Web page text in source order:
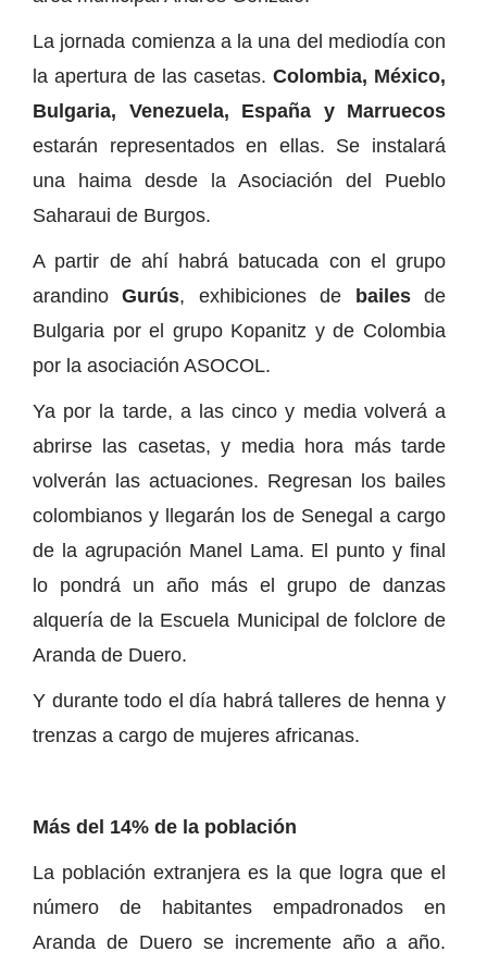
La jornada comienza a la una del mediodía con
la apertura de las casetas. Colombia, México,
Bulgaria, Venezuela, España y Marruecos
estarán representados en ellas. Se instalará
una haima desde la Asociación del Pueblo
Saharaui de Burgos.
A partir de ahí habrá batucada con el grupo
arandinoGurús, exhibiciones de bailesde
Bulgaria por el grupo Kopanitz y de Colombia
por la asociación ASOCOL.
Ya por la tarde, a las cinco y media volverá a
abrirse las casetas, y media hora más tarde
volverán las actuaciones. Regresan los bailes
colombianos y llegarán los de Senegal a cargo
de la agrupación Manel Lama. El punto y final
lo pondrá un año más el grupo de danzas
alquería de la Escuela Municipal de folclore de
Aranda de Duero.
Y durante todo el día habrá talleres de henna y
trenzas a cargo de mujeres africanas.
Más del 14% de la población
La población extranjera es la que logra que el
número de habitantes empadronados en
Aranda de Duero se incremente año a año.